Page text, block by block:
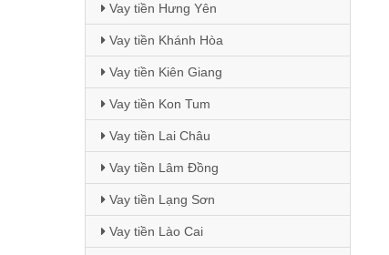
Vay tiền Hưng Yên
Vay tiền Khánh Hòa
Vay tiền Kiên Giang
Vay tiền Kon Tum
Vay tiền Lai Châu
Vay tiền Lâm Đồng
Vay tiền Lạng Sơn
Vay tiền Lào Cai